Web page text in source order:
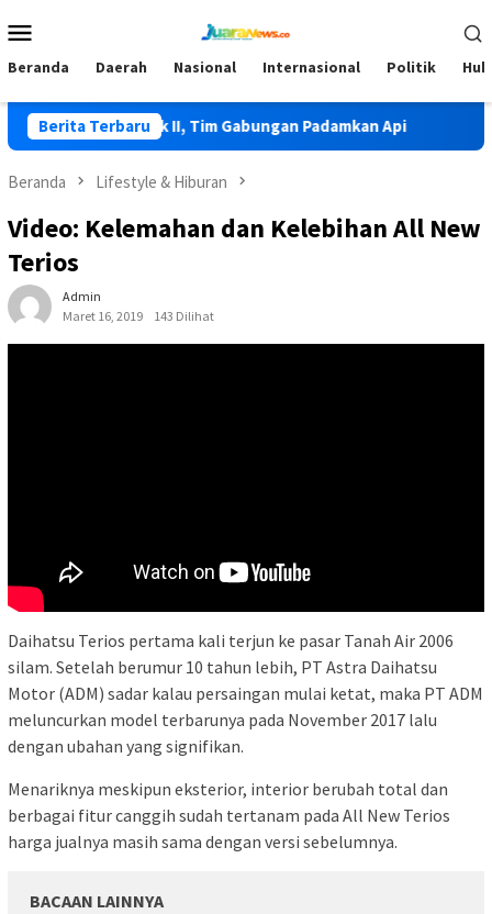
ke
Mobile
Beranda Daerah Nasional Internasional Politik
Berita Terbaru
di Lolak II, Tim Gabungan Padamkan Api
Beranda Lifestyle & Hiburan
Video: Kelemahan dan Kelebihan All New
Terios
Admin
Maret 16, 2019
143 Dilihat
Daihatsu Terios pertama kali terjun ke pasar Tanah Air 2006
silam. Setelah berumur 10 tahun lebih, PT Astra Daihatsu
Motor (ADM) sadar kalau persaingan mulai ketat, maka PT ADM
meluncurkan model terbarunya pada November 2017 lalu
dengan ubahan yang signifikan.
Menariknya meskipun eksterior, interior berubah total dan
berbagai fitur canggih sudah tertanam pada All New Terios
harga jualnya masih sama dengan versi sebelumnya.
BACAAN LAINNYA